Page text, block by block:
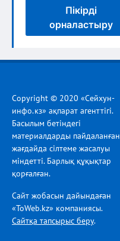
Пікірді
орналастыру
Copyright © 2020 «Сейхун-
инфо.кз» ақпарат агенттігі.
Басылым бетіндегі
материалдарды пайдаланған
жағдайда сілтеме жасалуы
міндетті. Барлық құқықтар
қорғалған.
Сайт жобасын дайындаған
«ToWeb.kz» компаниясы.
Сайтқа тапсырыс беру.